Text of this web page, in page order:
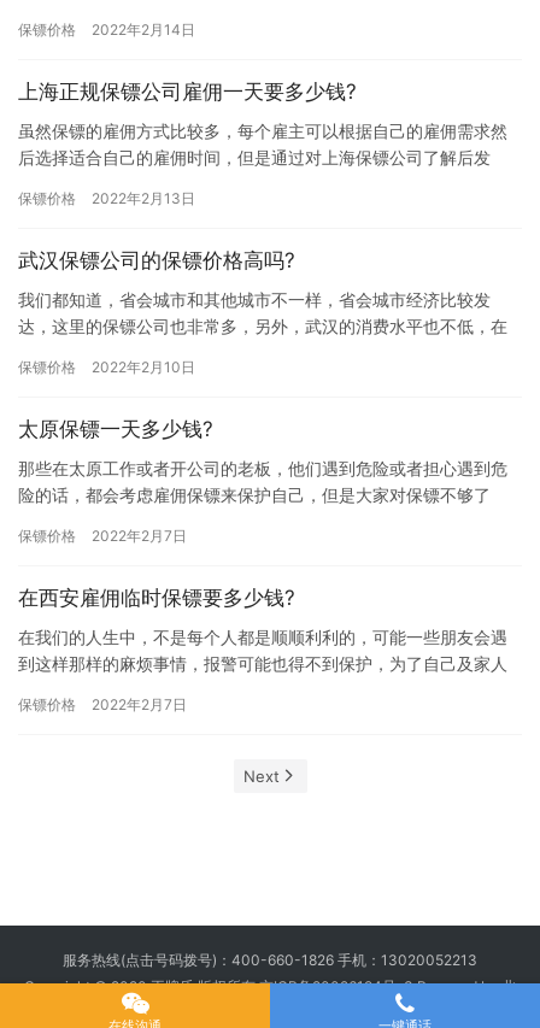
价格?…
保镖价格 2022年2月14日
上海正规保镖公司雇佣一天要多少钱?
虽然保镖的雇佣方式比较多，每个雇主可以根据自己的雇佣需求然
后选择适合自己的雇佣时间，但是通过对上海保镖公司了解后发
钱，那上…
保镖价格 2022年2月13日
武汉保镖公司的保镖价格高吗?
我们都知道，省会城市和其他城市不一样，省会城市经济比较发
达，这里的保镖公司也非常多，另外，武汉的消费水平也不低，在
镖前会先…
保镖价格 2022年2月10日
太原保镖一天多少钱?
那些在太原工作或者开公司的老板，他们遇到危险或者担心遇到危
险的话，都会考虑雇佣保镖来保护自己，但是大家对保镖不够了
那太原保…
保镖价格 2022年2月7日
在西安雇佣临时保镖要多少钱?
在我们的人生中，不是每个人都是顺顺利利的，可能一些朋友会遇
到这样那样的麻烦事情，报警可能也得不到保护，为了自己及家人
安全，…
保镖价格 2022年2月7日
Next
服务热线(点击号码拨号)： 400-660-1826 手机： 13020052213
Copyright © 2020 王牌盾 版权所有京ICP备20026194号-3Powered by 北